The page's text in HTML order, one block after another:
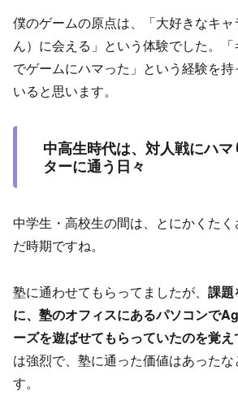
僕のゲームの原点は、「大好きなキ
ん）に会える」という体験でした。
でゲームにハマった」という経験を
いると思います。
中高生時代は、対人戦にハ
ターに通う日々
中学生・高校生の間は、とにかくた
だ時期ですね。
塾に通わせてもらってましたが、 課題
に、塾のオフィスにあるパソコンで
ーズを遊ばせてもらっていたのを覚
は強烈で、塾に通った価値はあったな
す。